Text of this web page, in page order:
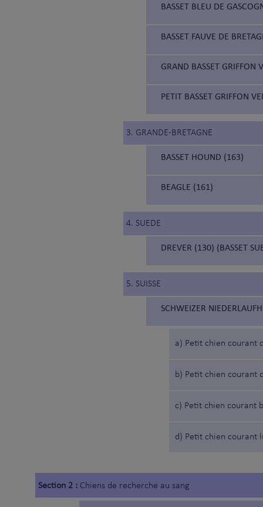
BASSET BLEU DE
BASSET FAUVE DE
GRAND BASSET GRIFFON
PETIT BASSET GRIFFON
3. GRANDE-BRETAGNE
BASSET HOUND (163)
BEAGLE (161)
4. SUEDE
DREVER (130) (BASSET
5. SUISSE
SCHWEIZER
a) Petit chien courant
b) Petit chien courant
c) Petit chien courant
d) Petit chien courant
Section 2 : Chiens de recherche au sang